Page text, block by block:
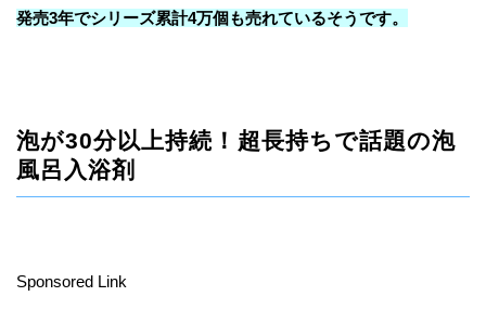
発売3年でシリーズ累計4万個も売れているそうです。
泡が30分以上持続！超長持ちで話題の泡
風呂入浴剤
Sponsored Link